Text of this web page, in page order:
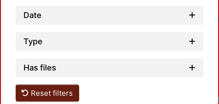
Date
Type
Has files
Reset filters